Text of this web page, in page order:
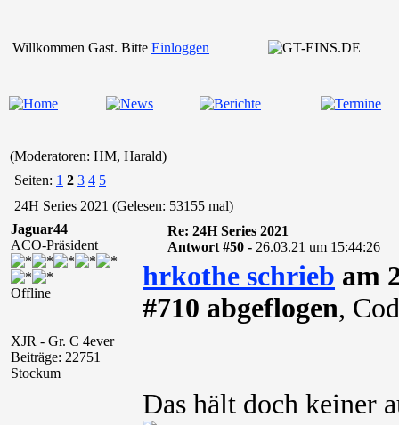
Willkommen Gast. Bitte Einloggen
(Moderatoren: HM, Harald)
Seiten: 1 2 3 4 5
24H Series 2021 (Gelesen: 53155 mal)
Jaguar44
ACO-Präsident
Offline
XJR - Gr. C 4ever
Beiträge: 22751
Stockum
Re: 24H Series 2021
Antwort #50 - 26.03.21 um 15:44:26
hrkothe schrieb am
#710 abgeflogen,
Das hält doch keiner